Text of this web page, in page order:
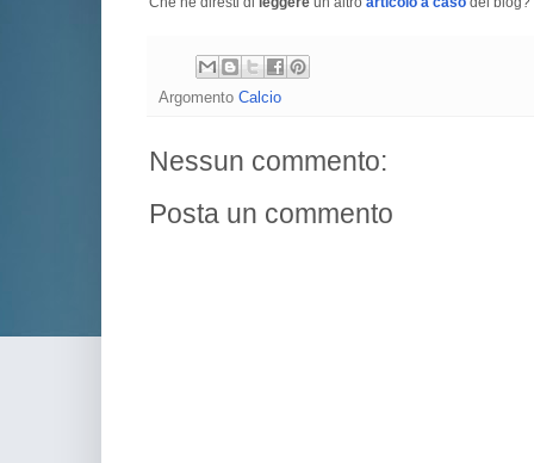
Argomento Calcio
Nessun commento:
Posta un commento